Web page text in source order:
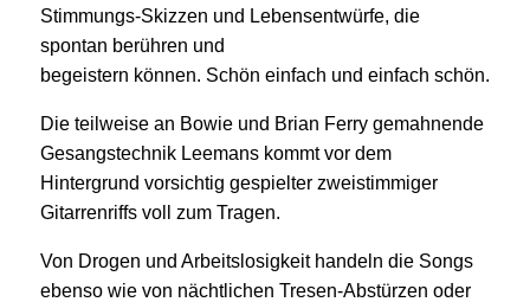
Stimmungs-Skizzen und Lebensentwürfe, die
spontan berühren und
begeistern können. Schön einfach und einfach schön.
Die teilweise an Bowie und Brian Ferry gemahnende
Gesangstechnik Leemans kommt vor dem
Hintergrund vorsichtig gespielter zweistimmiger
Gitarrenriffs voll zum Tragen.
Von Drogen und Arbeitslosigkeit handeln die Songs
ebenso wie von nächtlichen Tresen-Abstürzen oder